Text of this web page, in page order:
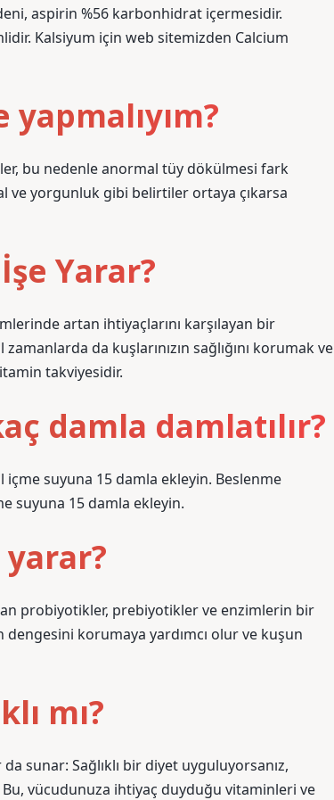
aspirin %56 karbonhidrat içermesidir.
Kalsiyum için web sitemizden Calcium
bu nedenle anormal tüy dökülmesi fark
ve yorgunluk gibi belirtiler ortaya çıkarsa
Yarar?
artan ihtiyaçlarını karşılayan bir
da kuşlarınızın sağlığını korumak ve
takviyesidir.
damla damlatılır?
suyuna 15 damla ekleyin. Beslenme
suyuna 15 damla ekleyin.
probiyotikler, prebiyotikler ve enzimlerin bir
korumaya yardımcı olur ve kuşun
mı?
sunar: Sağlıklı bir diyet uyguluyorsanız,
vücudunuza ihtiyaç duyduğu vitaminleri ve